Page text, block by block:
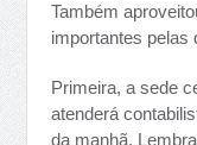
Também
importantes pelas
Primeira, a sede
atenderá
da manhã.